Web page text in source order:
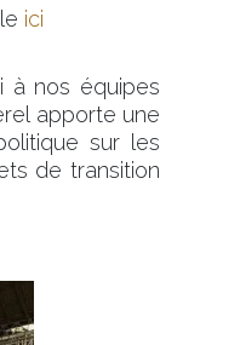
ici
à nos équipes
apporte une
sur les
de transition